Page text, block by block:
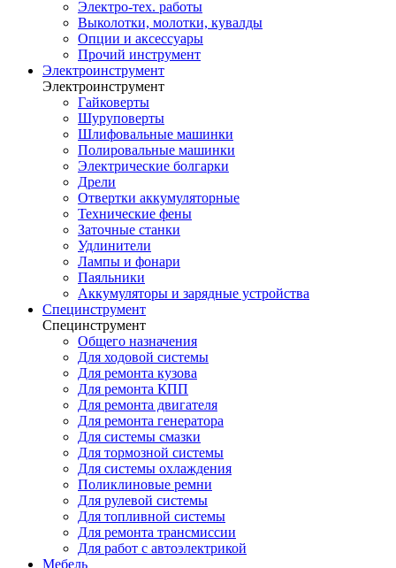
Электро-тех. работы
Выколотки, молотки, кувалды
Опции и аксессуары
Прочий инструмент
Электроинструмент
Электроинструмент
Гайковерты
Шуруповерты
Шлифовальные машинки
Полировальные машинки
Электрические болгарки
Дрели
Отвертки аккумуляторные
Технические фены
Заточные станки
Удлинители
Лампы и фонари
Паяльники
Аккумуляторы и зарядные устройства
Специнструмент
Специнструмент
Общего назначения
Для ходовой системы
Для ремонта кузова
Для ремонта КПП
Для ремонта двигателя
Для ремонта генератора
Для системы смазки
Для тормозной системы
Для системы охлаждения
Поликлиновые ремни
Для рулевой системы
Для топливной системы
Для ремонта трансмиссии
Для работ с автоэлектрикой
Мебель